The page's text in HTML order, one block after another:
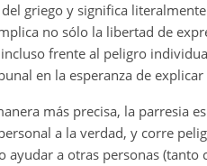
griego y significa
no sólo la libertad de
frente al peligro
en la esperanza de
más precisa, la parresia
a la verdad, y corre
ayudar a otras personas (tanto